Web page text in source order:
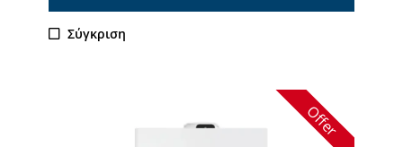
Σύγκριση
Offer